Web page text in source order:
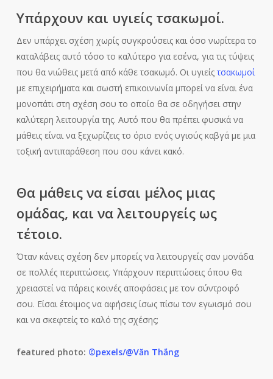
Υπάρχουν και υγιείς τσακωμοί.
Δεν υπάρχει σχέση χωρίς συγκρούσεις και όσο νωρίτερα το
καταλάβεις αυτό τόσο το καλύτερο για εσένα, για τις τύψεις
που θα νιώθεις μετά από κάθε τσακωμό. Οι υγιείς τσακωμοί
με επιχειρήματα και σωστή επικοινωνία μπορεί να είναι ένα
μονοπάτι στη σχέση σου το οποίο θα σε οδηγήσει στην
καλύτερη λειτουργία της. Αυτό που θα πρέπει φυσικά να
μάθεις είναι να ξεχωρίζεις το όριο ενός υγιούς καβγά με μια
τοξική αντιπαράθεση που σου κάνει κακό.
Θα μάθεις να είσαι μέλος μιας
ομάδας, και να λειτουργείς ως
τέτοιο.
Όταν κάνεις σχέση δεν μπορείς να λειτουργείς σαν μονάδα
σε πολλές περιπτώσεις. Υπάρχουν περιπτώσεις όπου θα
χρειαστεί να πάρεις κοινές αποφάσεις με τον σύντροφό
σου. Είσαι έτοιμος να αφήσεις ίσως πίσω τον εγωισμό σου
και να σκεφτείς το καλό της σχέσης;
featured photo: ©pexels/@Văn Thắng